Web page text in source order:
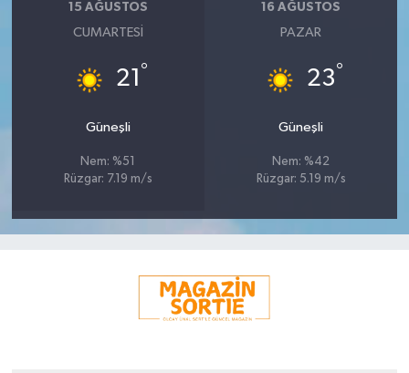
15 AĞUSTOS
CUMARTESI
21 °
Güneşli
Nem: %51
Rüzgar: 7.19 m/s
16 AĞUSTOS
PAZAR
23°
Güneşli
Nem: %42
Rüzgar: 5.19 m/s